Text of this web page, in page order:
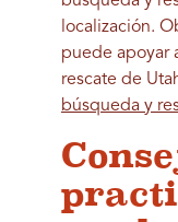
localización.
puede apoyar
rescate de
búsqueda y